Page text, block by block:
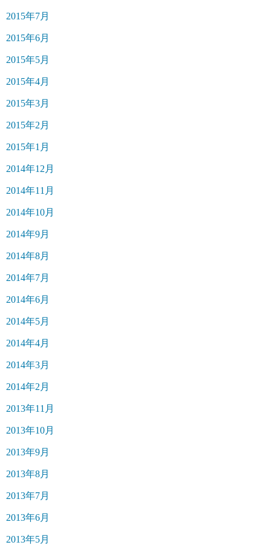
2015年7月
2015年6月
2015年5月
2015年4月
2015年3月
2015年2月
2015年1月
2014年12月
2014年11月
2014年10月
2014年9月
2014年8月
2014年7月
2014年6月
2014年5月
2014年4月
2014年3月
2014年2月
2013年11月
2013年10月
2013年9月
2013年8月
2013年7月
2013年6月
2013年5月